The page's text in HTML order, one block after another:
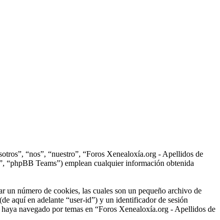
“nos”, “nuestro”, “Foros Xenealoxía.org - Apellidos de
Teams”) emplean cualquier información obtenida
número de cookies, las cuales son un pequeño archivo de
aquí en adelante “user-id”) y un identificador de sesión
navegado por temas en “Foros Xenealoxía.org - Apellidos de